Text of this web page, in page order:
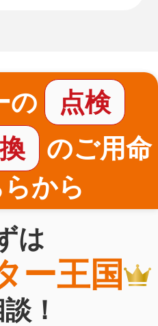
の
点検
のご用命
から
は
ー王国
！